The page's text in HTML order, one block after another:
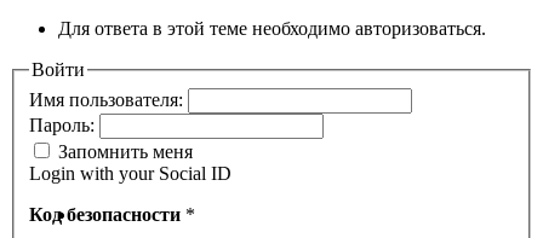
Для ответа в этой теме необходимо авторизоваться.
Войти
Имя пользователя:
Пароль:
Запомнить меня
Login with your Social ID
Код безопасности *